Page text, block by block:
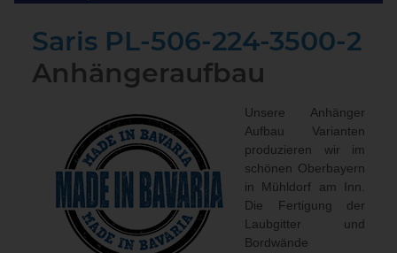
Saris PL-506-224-3500-2
Anhängeraufbau
Unsere Anhänger
Aufbau Varianten
produzieren wir im
schönen Oberbayern
in Mühldorf am Inn.
Die Fertigung der
Laubgitter und
Bordwände